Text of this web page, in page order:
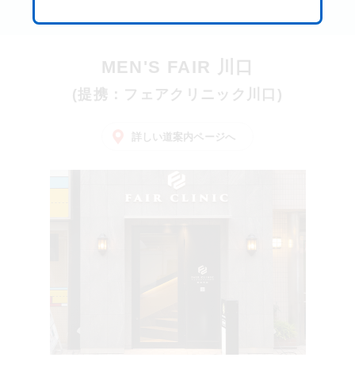
MEN'S FAIR 川口
(提携：フェアクリニック川口)
詳しい道案内ページへ